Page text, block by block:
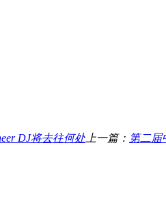
DJ将去往何处 上一篇： 第二届